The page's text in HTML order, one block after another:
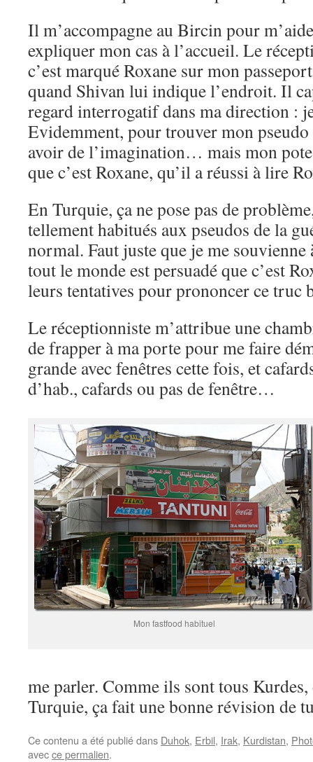
Il m’accompagne au Bircin pour
expliquer mon cas à l’accueil. Le
c’est marqué Roxane sur mon
quand Shivan lui indique l’endroit. Il
regard interrogatif dans ma direction :
Evidemment, pour trouver mon
avoir de l’imagination… mais mon
que c’est Roxane, qu’il a réussi à lire
En Turquie, ça ne pose pas de
tellement habitués aux pseudos de la
normal. Faut juste que je me
tout le monde est persuadé que c’est
leurs tentatives pour prononcer ce
Le réceptionniste m’attribue une
de frapper à ma porte pour me faire
grande avec fenêtres cette fois, et
d’hab., cafards ou pas de fenêtre…
Mon fastfood habituel
me parler. Comme ils sont tous
Turquie, ça fait une bonne révision de
Ce contenu a été publié dans Duhok, Erbil, Irak, Kurdistan,
avecce permalien.